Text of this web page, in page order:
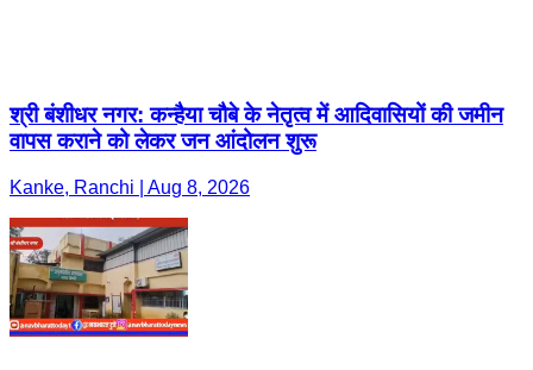
श्री बंशीधर नगर: कन्हैया चौबे के नेतृत्व में आदिवासियों की जमीन
वापस कराने को लेकर जन आंदोलन शुरू
Kanke, Ranchi | Aug 8, 2026